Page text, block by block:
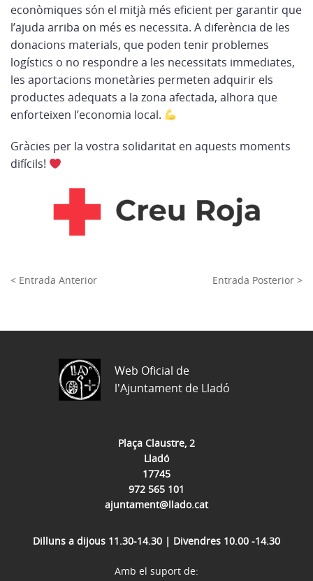
econòmiques són el mitjà més eficient per garantir que
l’ajuda arriba on més es necessita. A diferència de les
donacions materials, que poden tenir problemes
logístics o no respondre a les necessitats immediates,
les aportacions monetàries permeten adquirir els
productes adequats a la zona afectada, alhora que
enforteixen l’economia local.
Gràcies per la vostra solidaritat en aquests moments
difícils!
< Entrada Anterior Entrada Posterior >
Plaça Claustre, 2
Lladó
17745
972 565 101
ajuntament@llado.cat
Dilluns a dijous 11.30-14.30 | Divendres 10.00 -14.30
Web Oficial de
l'Ajuntament de Lladó
Amb el suport de: